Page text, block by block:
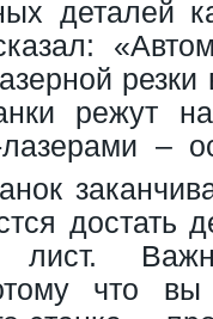
деталей
резки
режут
–
достать
лист.
что